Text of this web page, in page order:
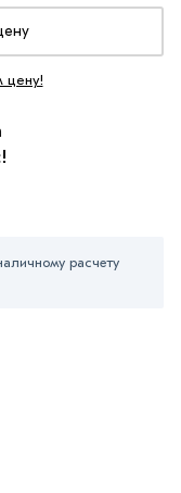
цену!
расчету